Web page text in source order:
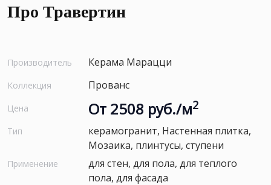
Про Травертин
Производитель Керама Марацци
Коллекция Прованс
Цена От 2508 руб./м2
Тип
керамогранит, Настенная плитка,
Мозаика, плинтусы, ступени
Применение
для стен, для пола, для теплого
пола, для фасада